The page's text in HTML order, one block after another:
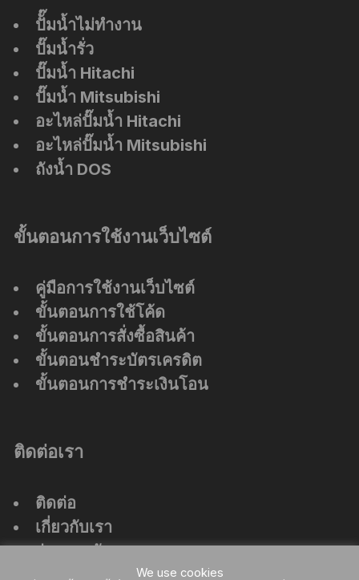
ปัั๊มน้ำไม่ทำงาน
ปั๊มน้ำรั่ว
ปั๊มน้ำ Hitachi
ปั๊มน้ำ Mitsubishi
อะไหล่ปั๊มน้ำ Hitachi
อะไหล่ปั๊มน้ำ Mitsubishi
ถังน้ำ DOS
ขั้นตอนการใช้งานเว็บไซต์
คู่มือการใช้งานเว็บไซต์
ขั้นตอนการใช้โค้ด
ขั้นตอนการสั่งซื้อสินค้า
ขั้นตอนชำระบัตรเครดิต
ขั้นตอนการชำระเงินโอน
ติดต่อเรา
ติดต่อ
เกี่ยวกับเรา
ร่วมงานกับเรา
ที่ตั้งสำนักงานใหญ่We use cookies